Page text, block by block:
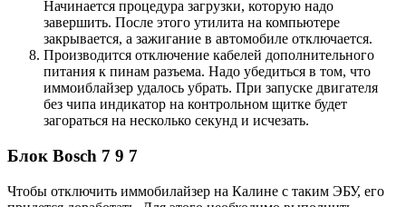
Начинается процедура загрузки, которую надо
завершить. После этого утилита на компьютере
закрывается, а зажигание в автомобиле отключается.
Производится отключение кабелей дополнительного
питания к пинам разъема. Надо убедиться в том, что
иммоиблайзер удалось убрать. При запуске двигателя
без чипа индикатор на контрольном щитке будет
загораться на несколько секунд и исчезать.
Блок Bosch 7 9 7
Чтобы отключить иммобилайзер на Калине с таким ЭБУ, его